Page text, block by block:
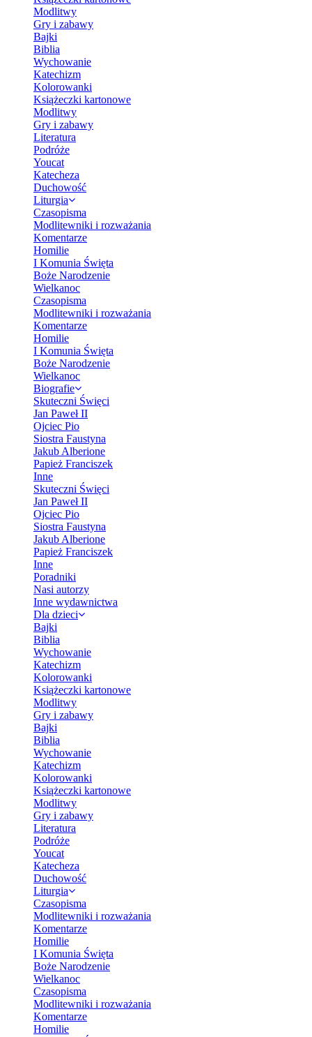
Modlitwy
Gry i zabawy
Bajki
Biblia
Wychowanie
Katechizm
Kolorowanki
Książeczki kartonowe
Modlitwy
Gry i zabawy
Literatura
Podróże
Youcat
Katecheza
Duchowość
Liturgia
Czasopisma
Modlitewniki i rozważania
Komentarze
Homilie
I Komunia Święta
Boże Narodzenie
Wielkanoc
Czasopisma
Modlitewniki i rozważania
Komentarze
Homilie
I Komunia Święta
Boże Narodzenie
Wielkanoc
Biografie
Skuteczni Święci
Jan Paweł II
Ojciec Pio
Siostra Faustyna
Jakub Alberione
Papież Franciszek
Inne
Skuteczni Święci
Jan Paweł II
Ojciec Pio
Siostra Faustyna
Jakub Alberione
Papież Franciszek
Inne
Poradniki
Nasi autorzy
Inne wydawnictwa
Dla dzieci
Bajki
Biblia
Wychowanie
Katechizm
Kolorowanki
Książeczki kartonowe
Modlitwy
Gry i zabawy
Bajki
Biblia
Wychowanie
Katechizm
Kolorowanki
Książeczki kartonowe
Modlitwy
Gry i zabawy
Literatura
Podróże
Youcat
Katecheza
Duchowość
Liturgia
Czasopisma
Modlitewniki i rozważania
Komentarze
Homilie
I Komunia Święta
Boże Narodzenie
Wielkanoc
Czasopisma
Modlitewniki i rozważania
Komentarze
Homilie